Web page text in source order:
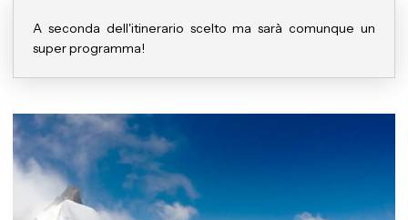
A seconda dell'itinerario scelto ma sarà comunque un
super programma!